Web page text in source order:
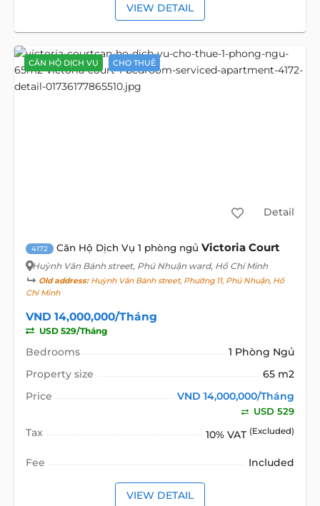
VIEW DETAIL
CĂN HỘ DỊCH VỤ CHO THUÊ
Detail
4172 Căn Hộ Dịch Vụ 1 phòng ngủ Victoria Court
Huỳnh Văn Bánh street, Phú Nhuận ward, Hồ Chí Minh
Old address:Huỳnh Văn Bánh street, Phường 11, Phú Nhuận, Hồ
Chí Minh
VND 14,000,000/Tháng
USD 529/Tháng
Bedrooms
1 Phòng Ngủ
Property size
65 m2
Price
VND 14,000,000/Tháng
USD 529
Tax 10% VAT (Excluded)
Fee Included
VIEW DETAIL